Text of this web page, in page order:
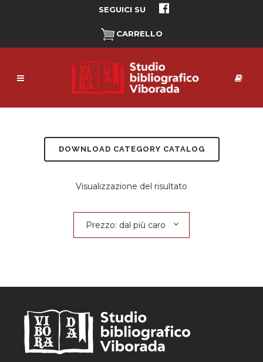
SEGUICI SU
CARRELLO
DOWNLOAD CATEGORY CATALOG
Visualizzazione del risultato
Prezzo: dal più caro